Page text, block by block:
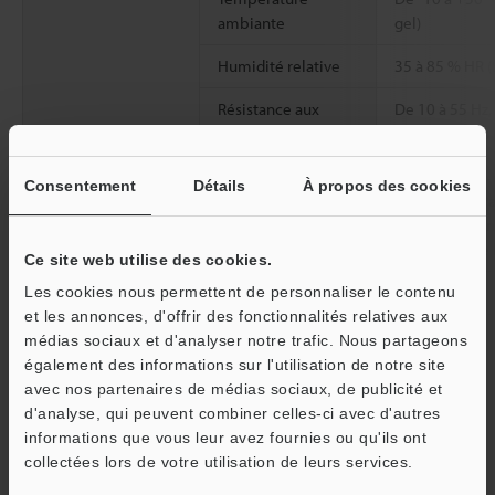
Consentement Détails À propos des cookies
Ce site web utilise des cookies.
Les cookies nous permettent de personnaliser le contenu
et les annonces, d'offrir des fonctionnalités relatives aux
médias sociaux et d'analyser notre trafic. Nous partageons
également des informations sur l'utilisation de notre site
avec nos partenaires de médias sociaux, de publicité et
d'analyse, qui peuvent combiner celles-ci avec d'autres
informations que vous leur avez fournies ou qu'ils ont
collectées lors de votre utilisation de leurs services.
ambiante
gel)
Humidité relative 35 à 85 % HR
Résistance aux
De 10 à 55
mm, 2
X, Y et Z
Poids Environ 75 g
*1 La classification est basée sur la norme CEI60825-1,
conformément aux exigences du Laser Notice relatif aux
dispositifs laser publié par la FDA (CDRH).
*2 Valeur obtenue lors de la mesure de la cible standard KEYENCE
(matériau blanc diffusant la lumière).